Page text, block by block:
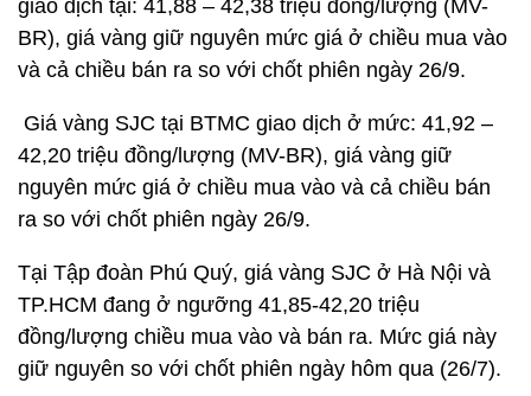
giao dịch tại: 41,88 – 42,38 triệu đồng/lượng (MV-
BR), giá vàng giữ nguyên mức giá ở chiều mua vào
và cả chiều bán ra so với chốt phiên ngày 26/9.
Giá vàng SJC tại BTMC giao dịch ở mức: 41,92 –
42,20 triệu đồng/lượng (MV-BR), giá vàng giữ
nguyên mức giá ở chiều mua vào và cả chiều bán
ra so với chốt phiên ngày 26/9.
Tại Tập đoàn Phú Quý, giá vàng SJC ở Hà Nội và
TP.HCM đang ở ngưỡng 41,85-42,20 triệu
đồng/lượng chiều mua vào và bán ra. Mức giá này
giữ nguyên so với chốt phiên ngày hôm qua (26/7).